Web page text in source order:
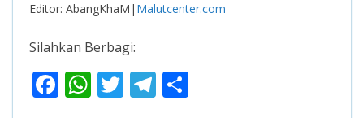
Editor: AbangKhaM| Malutcenter.com
Silahkan Berbagi:
F W T T